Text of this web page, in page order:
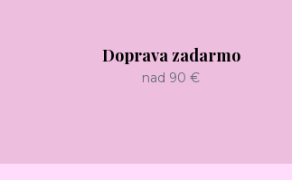
Doprava zadarmo
nad 90 €